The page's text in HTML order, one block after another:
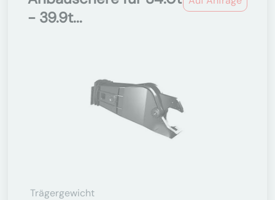
- 39.9t...
Trägergewicht